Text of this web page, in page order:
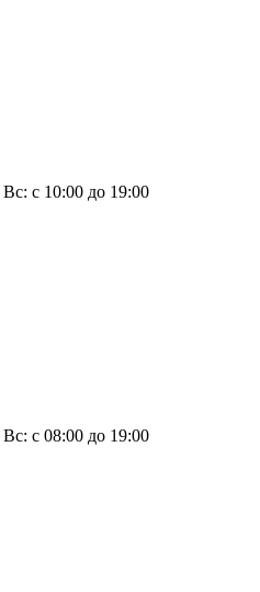
с 10:00 до 19:00
с 08:00 до 19:00